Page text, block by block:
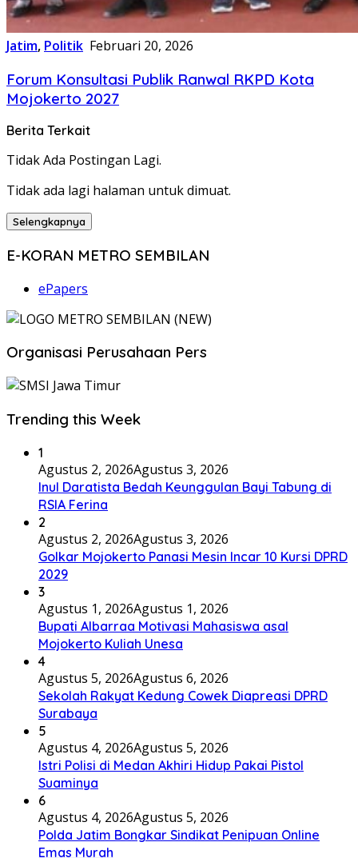
Jatim, Politik Februari 20, 2026
Forum Konsultasi Publik Ranwal RKPD Kota
Mojokerto 2027
Berita Terkait
Tidak Ada Postingan Lagi.
Tidak ada lagi halaman untuk dimuat.
Selengkapnya
E-KORAN METRO SEMBILAN
ePapers
Organisasi Perusahaan Pers
Trending this Week
1
Agustus 2, 2026Agustus 3, 2026
Inul Daratista Bedah Keunggulan Bayi Tabung di
RSIA Ferina
2
Agustus 2, 2026Agustus 3, 2026
Golkar Mojokerto Panasi Mesin Incar 10 Kursi DPRD
2029
3
Agustus 1, 2026Agustus 1, 2026
Bupati Albarraa Motivasi Mahasiswa asal
Mojokerto Kuliah Unesa
4
Agustus 5, 2026Agustus 6, 2026
Sekolah Rakyat Kedung Cowek Diapreasi DPRD
Surabaya
5
Agustus 4, 2026Agustus 5, 2026
Istri Polisi di Medan Akhiri Hidup Pakai Pistol
Suaminya
6
Agustus 4, 2026Agustus 5, 2026
Polda Jatim Bongkar Sindikat Penipuan Online
Emas Murah